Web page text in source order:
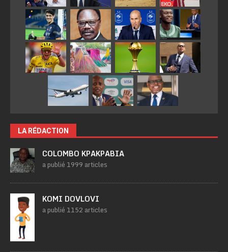
LA RÉDACTION
COLOMBO KPAKPABIA
a publié 1999 articles
KOMI DOVLOVI
a publié 1152 articles